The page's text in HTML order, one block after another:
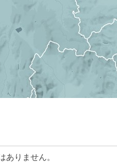
ありません。